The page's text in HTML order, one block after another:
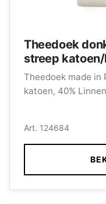
Theedoek
streep
Theedoek made in
katoen, 40% Linnen
Art. 124684